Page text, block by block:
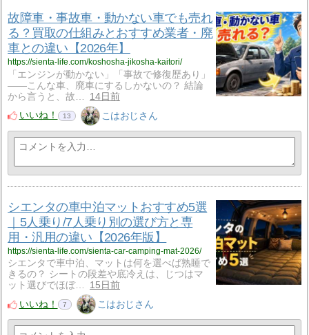
故障車・事故車・動かない車でも売れ
る？買取の仕組みとおすすめ業者・廃
車との違い【2026年】
https://sienta-life.com/koshosha-jikosha-kaitori/
「エンジンが動かない」「事故で修復歴あり」
——こんな車、廃車にするしかないの？ 結論
から言うと、故…
14日前
いいね！
13 こはおじさん
シエンタの車中泊マットおすすめ5選
｜5人乗り/7人乗り別の選び方と専
用・汎用の違い【2026年版】
https://sienta-life.com/sienta-car-camping-mat-2026/
シエンタで車中泊、マットは何を選べば熟睡で
きるの？ シートの段差や底冷えは、じつはマ
ット選びでほぼ…
15日前
いいね！
7 こはおじさん